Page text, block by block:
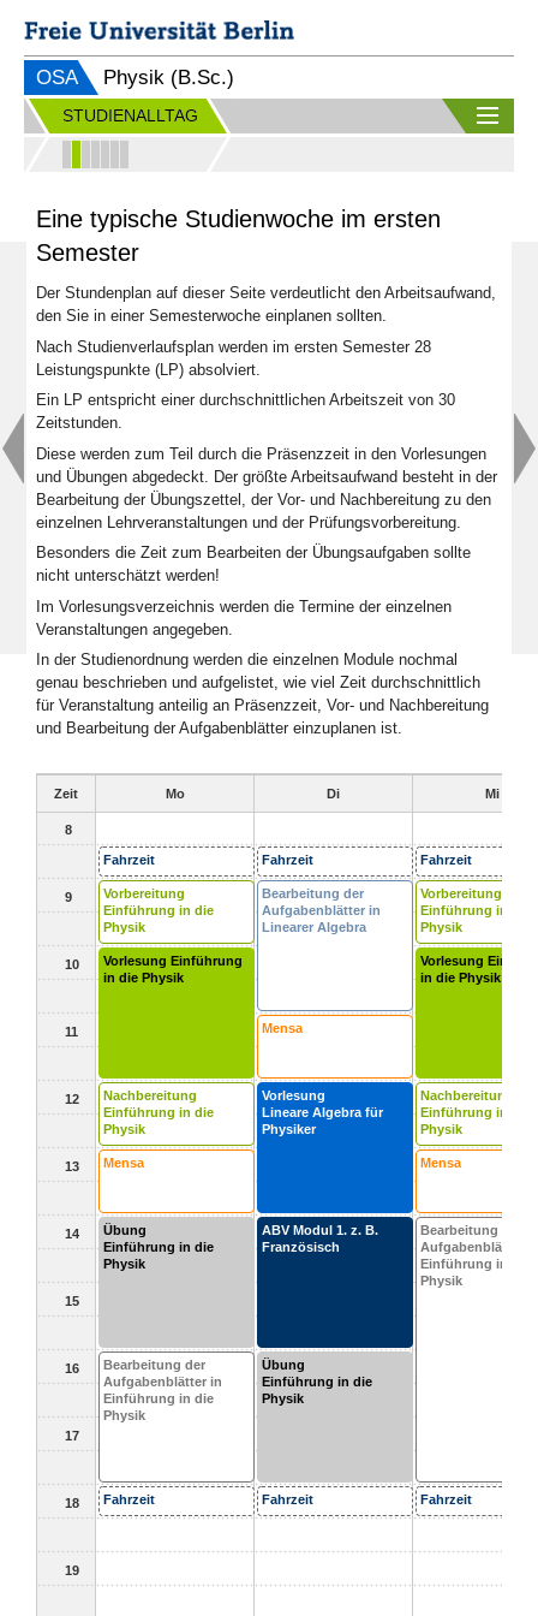
OSA Physik (B.Sc.)
STUDIENALLTAG
Eine typische Studienwoche im ersten
Semester
Der Stundenplan auf dieser Seite verdeutlicht den Arbeitsaufwand,
den Sie in einer Semesterwoche einplanen sollten.
Nach Studienverlaufsplan werden im ersten Semester 28
Leistungspunkte (LP) absolviert.
Ein LP entspricht einer durchschnittlichen Arbeitszeit von 30
Zeitstunden.
Diese werden zum Teil durch die Präsenzzeit in den Vorlesungen
und Übungen abgedeckt. Der größte Arbeitsaufwand besteht in der
Bearbeitung der Übungszettel, der Vor- und Nachbereitung zu den
einzelnen Lehrveranstaltungen und der Prüfungsvorbereitung.
Besonders die Zeit zum Bearbeiten der Übungsaufgaben sollte
nicht unterschätzt werden!
Im Vorlesungsverzeichnis werden die Termine der einzelnen
Veranstaltungen angegeben.
In der Studienordnung werden die einzelnen Module nochmal
genau beschrieben und aufgelistet, wie viel Zeit durchschnittlich
für Veranstaltung anteilig an Präsenzzeit, Vor- und Nachbereitung
und Bearbeitung der Aufgabenblätter einzuplanen ist.
Zeit Mo Di Mi
8
9
10
11
12
13
14
15
16
17
18
19
Fahrzeit
Vorbereitung
Einführung in die
Physik
Vorlesung Einführung
in die Physik
Nachbereitung
Einführung in die
Physik
Mensa
Übung
Einführung in die
Physik
Bearbeitung der
Aufgabenblätter in
Einführung in die
Physik
Fahrzeit
Fahrzeit
Bearbeitung der
Aufgabenblätter in
Linearer Algebra
Mensa
Vorlesung
Lineare Algebra für
Physiker
ABV Modul 1. z. B.
Französisch
Übung
Einführung in die
Physik
Fahrzeit
Fahrzeit
Vorbereitung
Einführung in die
Physik
Vorlesung
in die Physik
Nachbereitung
Einführung in die
Physik
Mensa
Bearbeitung der
Aufgabenblätter in
Einführung in die
Physik
Fahrzeit